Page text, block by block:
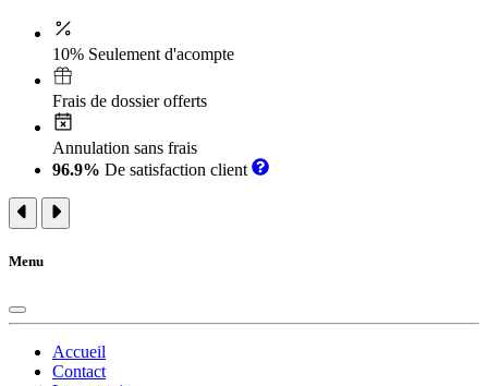
10% Seulement d'acompte
Frais de dossier offerts
Annulation sans frais
96.9% De satisfaction client
Menu
Accueil
Contact